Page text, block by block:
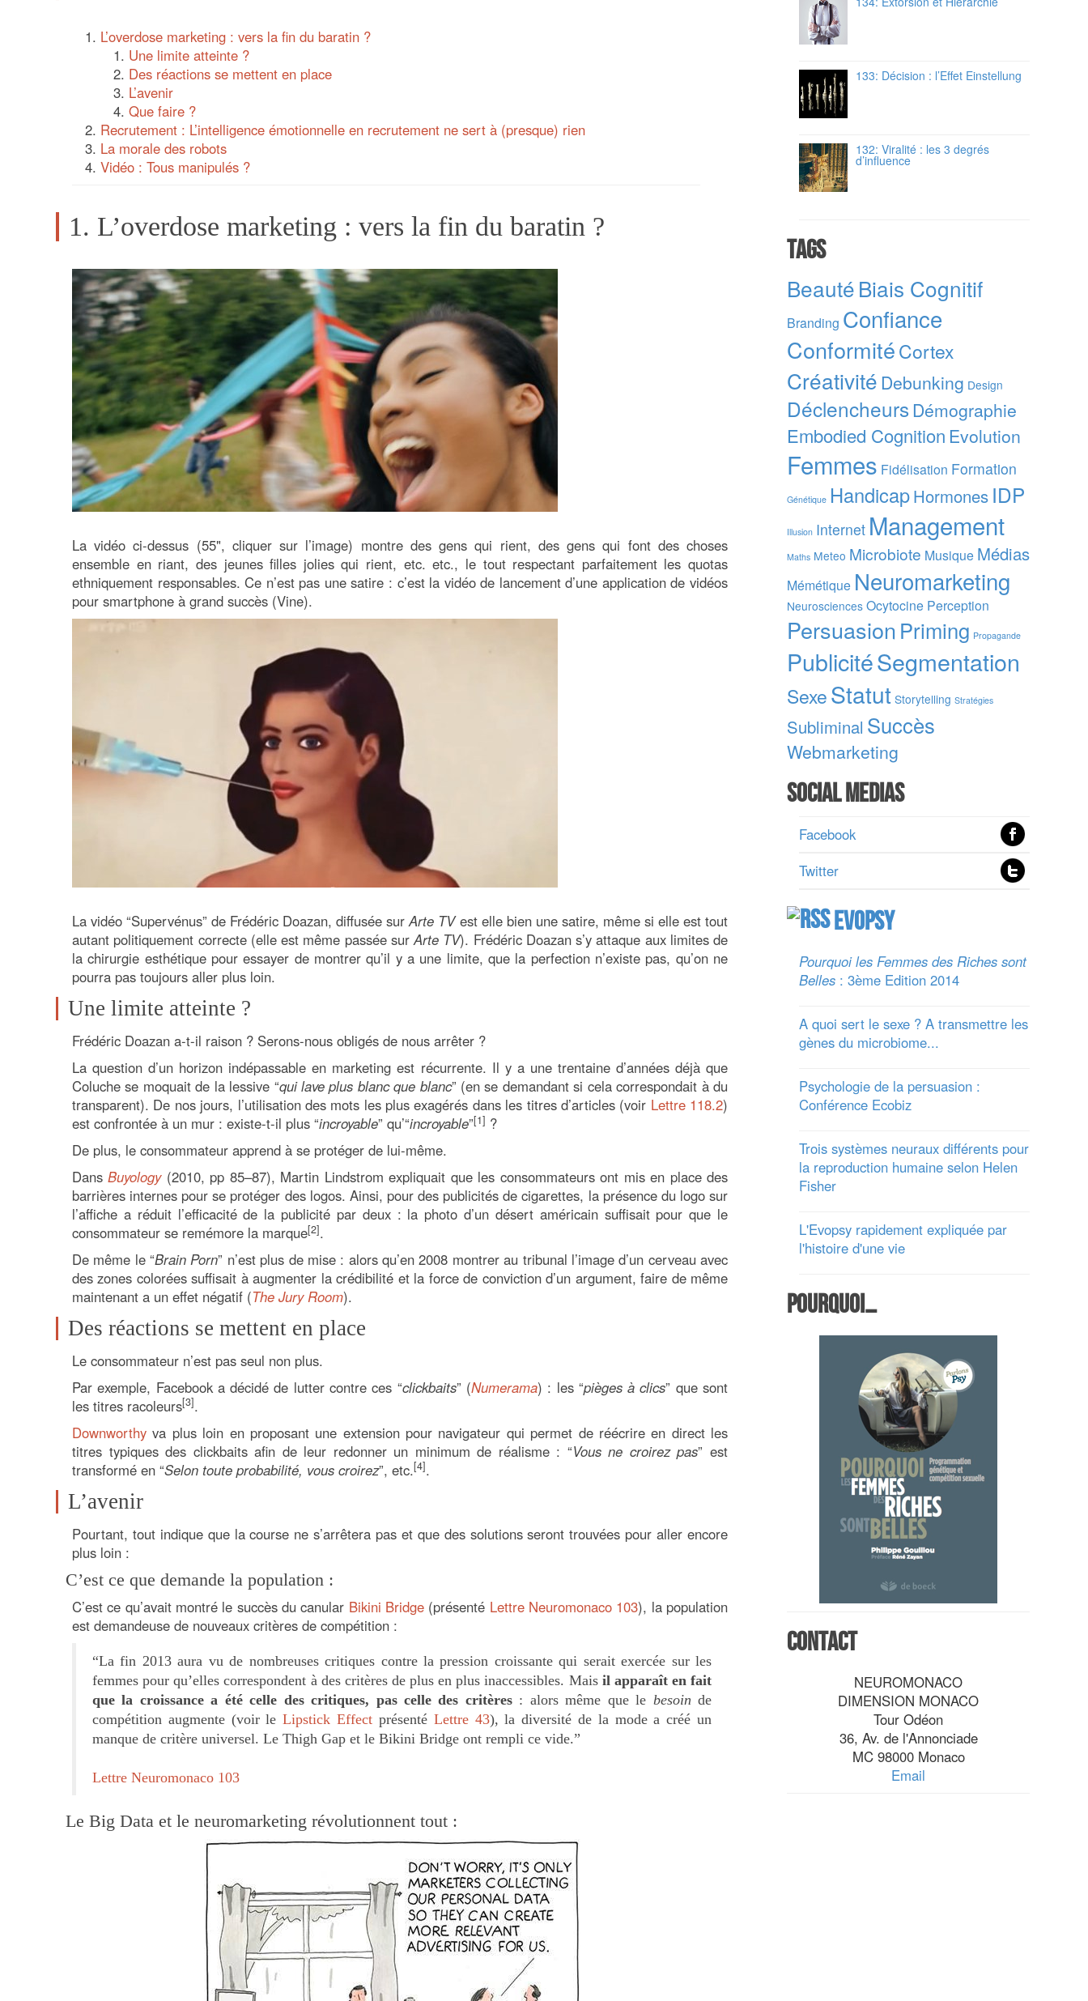
L’overdose marketing : vers la fin du baratin ?
Une limite atteinte ?
Des réactions se mettent en place
L’avenir
Que faire ?
Recrutement : L’intelligence émotionnelle en recrutement ne sert à (presque) rien
La morale des robots
Vidéo : Tous manipulés ?
1. L’overdose marketing : vers la fin du baratin ?
La vidéo ci-dessus (55", cliquer sur l’image) montre des gens qui rient, des gens qui font des choses
ensemble en riant, des jeunes filles jolies qui rient, etc. etc., le tout respectant parfaitement les quotas
ethniquement responsables. Ce n’est pas une satire : c’est la vidéo de lancement d’une application de vidéos
pour smartphone à grand succès (Vine).
La vidéo “Supervénus” de Frédéric Doazan, diffusée surArte TVest elle bien une satire, même si elle est tout
autant politiquement correcte (elle est même passée surArte TV). Frédéric Doazan s’y attaque aux limites de
la chirurgie esthétique pour essayer de montrer qu’il y a une limite, que la perfection n’existe pas, qu’on ne
pourra pas toujours aller plus loin.
Une limite atteinte ?
Frédéric Doazan a-t-il raison ? Serons-nous obligés de nous arrêter ?
La question d’un horizon indépassable en marketing est récurrente. Il y a une trentaine d’années déjà que
Coluche se moquait de la lessive “qui lave plus blanc que blanc” (en se demandant si cela correspondait à du
transparent). De nos jours, l’utilisation des mots les plus exagérés dans les titres d’articles (voir Lettre 118.2)
est confrontée à un mur : existe-t-il plus “incroyable” qu’“incroyable”[1] ?
De plus, le consommateur apprend à se protéger de lui-même.
DansBuyology(2010, pp 85–87), Martin Lindstrom expliquait que les consommateurs ont mis en place des
barrières internes pour se protéger des logos. Ainsi, pour des publicités de cigarettes, la présence du logo sur
l’affiche a réduit l’efficacité de la publicité par deux : la photo d’un désert américain suffisait pour que le
consommateur se remémore la marque[2].
De même le “Brain Porn” n’est plus de mise : alors qu’en 2008 montrer au tribunal l’image d’un cerveau avec
des zones colorées suffisait à augmenter la crédibilité et la force de conviction d’un argument, faire de même
maintenant a un effet négatif (The Jury Room).
Des réactions se mettent en place
Le consommateur n’est pas seul non plus.
Par exemple, Facebook a décidé de lutter contre ces “clickbaits” (Numerama) : les “pièges à clics” que sont
les titres racoleurs[3].
Downworthy va plus loin en proposant une extension pour navigateur qui permet de réécrire en direct les
titres typiques des clickbaits afin de leur redonner un minimum de réalisme : “Vous ne croirez pas” est
transformé en “Selon toute probabilité, vous croirez”, etc.[4].
L’avenir
Pourtant, tout indique que la course ne s’arrêtera pas et que des solutions seront trouvées pour aller encore
plus loin :
C’est ce que demande la population :
C’est ce qu’avait montré le succès du canular Bikini Bridge (présenté Lettre Neuromonaco 103), la population
est demandeuse de nouveaux critères de compétition :
“La fin 2013 aura vu de nombreuses critiques contre la pression croissante qui serait exercée sur les
femmes pour qu’elles correspondent à des critères de plus en plus inaccessibles. Mais il apparaît en fait
que la croissance a été celle des critiques, pas celle des critères: alors même que le besoin de
compétition augmente (voir leLipstick Effect présenté Lettre 43), la diversité de la mode a créé un
manque de critère universel. Le Thigh Gap et le Bikini Bridge ont rempli ce vide.”
Lettre Neuromonaco 103
Le Big Data et le neuromarketing révolutionnent tout :
133: Décision : l’Effet Einstellung
132: Viralité : les 3 degrés
d’influence
Tags
BeautéBiais Cognitif
Branding Confiance
ConformitéCortex
Créativité Debunking Design
Déclencheurs Démographie
Embodied Cognition Evolution
Femmes Fidélisation Formation
Génétique HandicapHormones IDP
Illusion Internet Management
Maths Meteo Microbiote Musique Médias
Mémétique Neuromarketing
Neurosciences Ocytocine Perception
PersuasionPriming Propagande
PublicitéSegmentation
SexeStatut Storytelling Stratégies
Subliminal Succès
Webmarketing
Social Medias
Facebook
Twitter
Evopsy
Pourquoi les Femmes des Riches sont
Belles : 3ème Edition 2014
A quoi sert le sexe ? A transmettre les
gènes du microbiome...
Psychologie de la persuasion :
Conférence Ecobiz
Trois systèmes neuraux différents pour
la reproduction humaine selon Helen
Fisher
L'Evopsy rapidement expliquée par
l'histoire d'une vie
Pourquoi…
Contact
NEUROMONACO
DIMENSION MONACO
Tour Odéon
36, Av. de l'Annonciade
MC 98000 Monaco
Email